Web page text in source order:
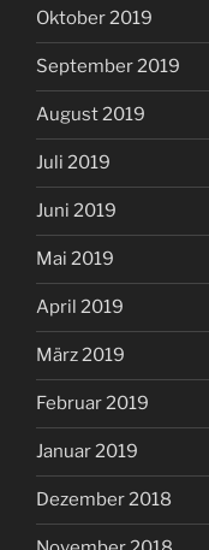
Oktober 2019
September 2019
August 2019
Juli 2019
Juni 2019
Mai 2019
April 2019
März 2019
Februar 2019
Januar 2019
Dezember 2018